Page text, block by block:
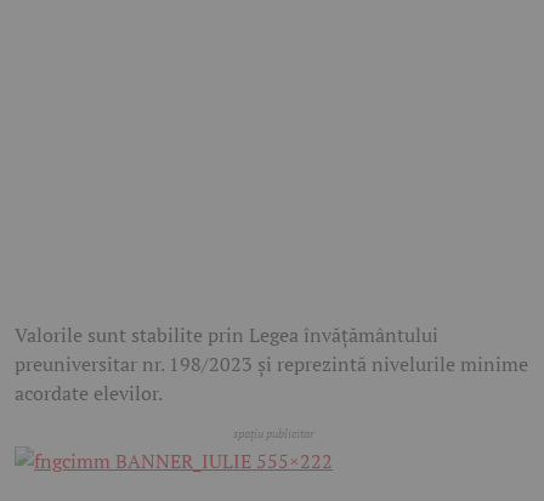
Valorile sunt stabilite prin Legea învățământului
preuniversitar nr. 198/2023 și reprezintă nivelurile minime
acordate elevilor.